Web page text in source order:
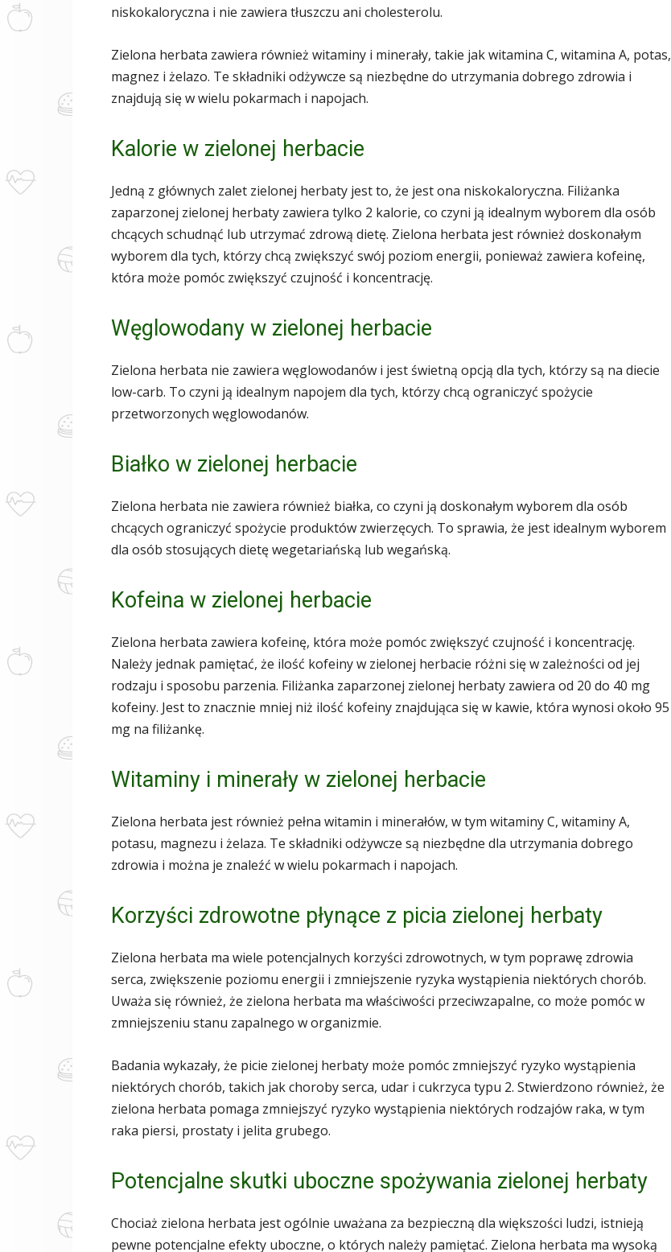
niskokaloryczna i nie zawiera tłuszczu ani cholesterolu.
Zielona herbata zawiera również witaminy i minerały, takie jak witamina C, witamina A, potas,
magnez i żelazo. Te składniki odżywcze są niezbędne do utrzymania dobrego zdrowia i
znajdują się w wielu pokarmach i napojach.
Kalorie w zielonej herbacie
Jedną z głównych zalet zielonej herbaty jest to, że jest ona niskokaloryczna. Filiżanka
zaparzonej zielonej herbaty zawiera tylko 2 kalorie, co czyni ją idealnym wyborem dla osób
chcących schudnąć lub utrzymać zdrową dietę. Zielona herbata jest również doskonałym
wyborem dla tych, którzy chcą zwiększyć swój poziom energii, ponieważ zawiera kofeinę,
która może pomóc zwiększyć czujność i koncentrację.
Węglowodany w zielonej herbacie
Zielona herbata nie zawiera węglowodanów i jest świetną opcją dla tych, którzy są na diecie
low-carb. To czyni ją idealnym napojem dla tych, którzy chcą ograniczyć spożycie
przetworzonych węglowodanów.
Białko w zielonej herbacie
Zielona herbata nie zawiera również białka, co czyni ją doskonałym wyborem dla osób
chcących ograniczyć spożycie produktów zwierzęcych. To sprawia, że jest idealnym wyborem
dla osób stosujących dietę wegetariańską lub wegańską.
Kofeina w zielonej herbacie
Zielona herbata zawiera kofeinę, która może pomóc zwiększyć czujność i koncentrację.
Należy jednak pamiętać, że ilość kofeiny w zielonej herbacie różni się w zależności od jej
rodzaju i sposobu parzenia. Filiżanka zaparzonej zielonej herbaty zawiera od 20 do 40 mg
kofeiny. Jest to znacznie mniej niż ilość kofeiny znajdująca się w kawie, która wynosi około 95
mg na filiżankę.
Witaminy i minerały w zielonej herbacie
Zielona herbata jest również pełna witamin i minerałów, w tym witaminy C, witaminy A,
potasu, magnezu i żelaza. Te składniki odżywcze są niezbędne dla utrzymania dobrego
zdrowia i można je znaleźć w wielu pokarmach i napojach.
Korzyści zdrowotne płynące z picia zielonej herbaty
Zielona herbata ma wiele potencjalnych korzyści zdrowotnych, w tym poprawę zdrowia
serca, zwiększenie poziomu energii i zmniejszenie ryzyka wystąpienia niektórych chorób.
Uważa się również, że zielona herbata ma właściwości przeciwzapalne, co może pomóc w
zmniejszeniu stanu zapalnego w organizmie.
Badania wykazały, że picie zielonej herbaty może pomóc zmniejszyć ryzyko wystąpienia
niektórych chorób, takich jak choroby serca, udar i cukrzyca typu 2. Stwierdzono również, że
zielona herbata pomaga zmniejszyć ryzyko wystąpienia niektórych rodzajów raka, w tym
raka piersi, prostaty i jelita grubego.
Potencjalne skutki uboczne spożywania zielonej herbaty
Chociaż zielona herbata jest ogólnie uważana za bezpieczną dla większości ludzi, istnieją
pewne potencjalne efekty uboczne, o których należy pamiętać. Zielona herbata ma wysoką